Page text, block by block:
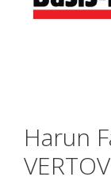
Harun
VERTOV